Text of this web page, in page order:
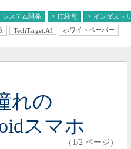
システム開発 IT経営 インダスト
TechTarget.AI ホワイトペーパー
れの
スマホ
（1/2 ページ）